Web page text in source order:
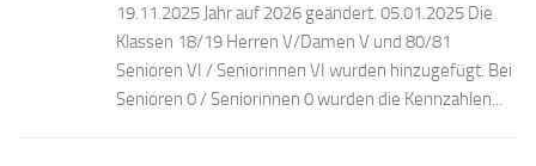
19.11.2025 Jahr auf 2026 geändert. 05.01.2025 Die
Klassen 18/19 Herren V/Damen V und 80/81
Senioren VI / Seniorinnen VI wurden hinzugefügt. Bei
Senioren 0 / Seniorinnen 0 wurden die Kennzahlen...